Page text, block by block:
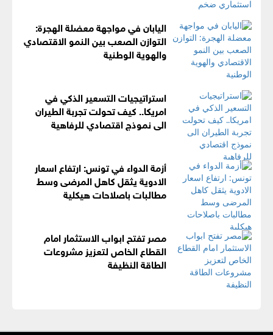
اليابان في مواجهة معضلة الهجرة:
التوازن الصعب بين النمو الاقتصادي
والهوية الوطنية
استراتيجيات التسعير الذكي في
امريكا.. كيف تحولت تجربة الطيران
الى نموذج اقتصادي للرفاهية
أزمة الدواء في تونس: ارتفاع اسعار
الادوية يثقل كاهل المرضى وسط
مطالبات باصلاحات هيكلية
مصر تفتح ابواب الاستثمار امام
القطاع الخاص لتعزيز مشروعات
الطاقة النظيفة